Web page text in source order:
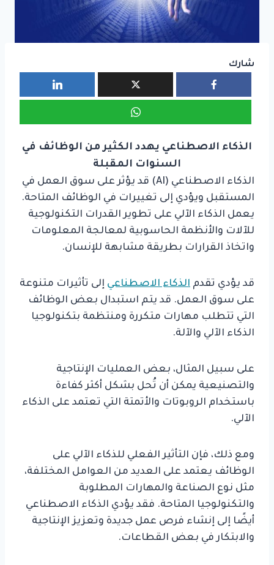
شارك
الذكاء الاصطناعي يهدد الكثير من الوظائف في
السنوات المقبلة
الذكاء الاصطناعي (AI) قد يؤثر على سوق العمل في
المستقبل ويؤدي إلى تغييرات في الوظائف المتاحة.
يعمل الذكاء الآلي على تطوير القدرات التكنولوجية
للآلات والأنظمة الحاسوبية لمعالجة المعلومات
واتخاذ القرارات بطريقة مشابهة للإنسان.
قد يؤدي تقدم الذكاء الاصطناعي إلى تأثيرات متنوعة
على سوق العمل. قد يتم استبدال بعض الوظائف
التي تتطلب مهارات متكررة ومنتظمة بتكنولوجيا
الذكاء الآلي والآلة.
على سبيل المثال، بعض العمليات الإنتاجية
والتصنيعية يمكن أن تُحل بشكل أكثر كفاءة
باستخدام الروبوتات والأتمتة التي تعتمد على الذكاء
الآلي.
ومع ذلك، فإن التأثير الفعلي للذكاء الآلي على
الوظائف يعتمد على العديد من العوامل المختلفة،
مثل نوع الصناعة والمهارات المطلوبة
والتكنولوجيا المتاحة. فقد يؤدي الذكاء الاصطناعي
أيضًا إلى إنشاء فرص عمل جديدة وتعزيز الإنتاجية
والابتكار في بعض القطاعات.